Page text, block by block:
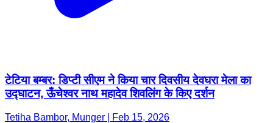
टेटिया बम्बर: डिप्टी सीएम ने किया चार दिवसीय देवघरा मेला का
उद्घाटन, ऊँचेश्वर नाथ महादेव शिवलिंग के किए दर्शन
Tetiha Bambor, Munger | Feb 15, 2026